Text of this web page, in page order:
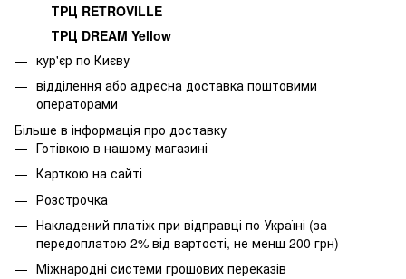
ТРЦ RETROVILLE
ТРЦ DREAM Yellow
кур'єр по Києву
відділення або адресна доставка поштовими
операторами
Більше в інформація про доставку
Готівкою в нашому магазині
Карткою на сайті
Розстрочка
Накладений платіж при відправці по Україні (за
передоплатою 2% від вартості, не менш 200 грн)
Міжнародні системи грошових переказів